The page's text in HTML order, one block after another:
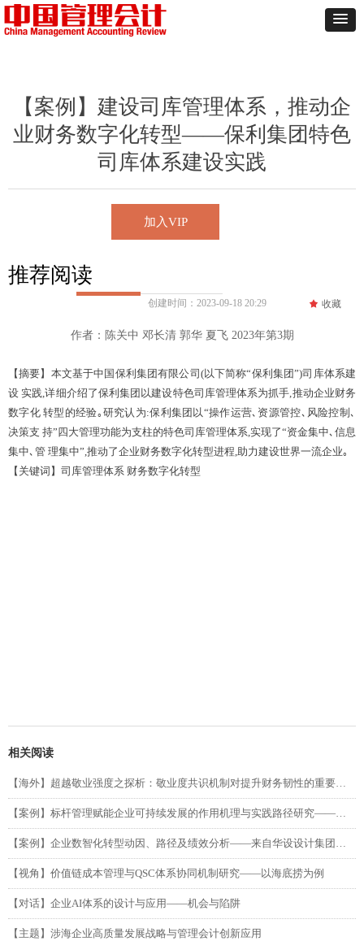
【案例】建设司库管理体系，推动企
业财务数字化转型——保利集团特色
司库体系建设实践
【摘要】本文基于中国保利集团有限公司(以下简称“保利集团”)司库体系建
设 实践,详细介绍了保利集团以建设特色司库管理体系为抓手,推动企业财务
数字化 转型的经验｡研究认为:保利集团以“操作运营､资源管控､风险控制､
决策支 持”四大管理功能为支柱的特色司库管理体系,实现了“资金集中､信息
集中､管 理集中”,推动了企业财务数字化转型进程,助力建设世界一流企业｡
【关键词】司库管理体系 财务数字化转型
推荐阅读
作者：陈关中 邓长清 郭华 夏飞 2023年第3期
相关阅读
【海外】超越敬业强度之探析：敬业度共识机制对提升财务韧性的重要性（第二部分）
【案例】标杆管理赋能企业可持续发展的作用机理与实践路径研究——以吉利汽车为例
【案例】企业数智化转型动因、路径及绩效分析——来自华设设计集团的单案例研究
【视角】价值链成本管理与QSC体系协同机制研究——以海底捞为例
【对话】企业AI体系的设计与应用——机会与陷阱
【主题】涉海企业高质量发展战略与管理会计创新应用
创建时间： 2023-09-18 20:29 끄 收藏
加入VIP